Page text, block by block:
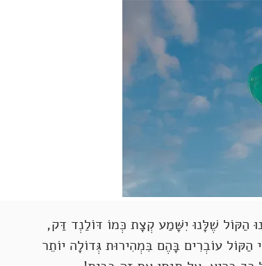
הַקּוֹל שֶׁלָּנוּ יִשָּׁמַע קְצָת כְּמוֹ דּוֹלַנְד דַּק,
הַקּוֹל עוֹבְרִים בָּהֶם בִּמְהִירוּת גְּדוֹלָה יוֹתֵר